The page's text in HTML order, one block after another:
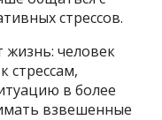
стрессов.
жизнь: человек
стрессам,
в более
взвешенные